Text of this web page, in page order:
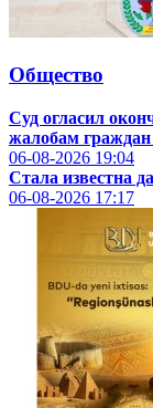
Общество
Суд огласил
жалобам
06-08-2026 19:04
Стала известна
06-08-2026 17:17